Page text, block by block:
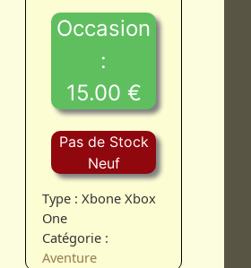
Occasion
:
15.00 €
Pas de Stock
Neuf
Type : Xbone Xbox
One
Catégorie :
Aventure